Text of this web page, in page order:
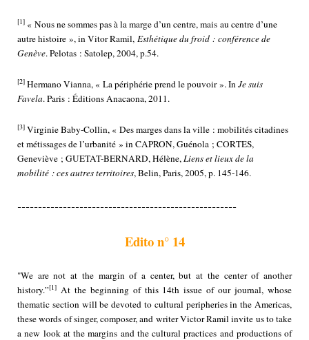
[1] « Nous ne sommes pas à la marge d’un centre, mais au centre d’une
autre histoire », in Vitor Ramil, Esthétique du froid : conférence de
Genève. Pelotas : Satolep, 2004, p.54.
[2] Hermano Vianna, « La périphérie prend le pouvoir ». InJe suis
Favela. Paris : Éditions Anacaona, 2011.
[3] Virginie Baby-Collin, « Des marges dans la ville : mobilités citadines
et métissages de l’urbanité » in CAPRON, Guénola ; CORTES,
Geneviève ; GUETAT-BERNARD, Hélène,Liens et lieux de la
mobilité : ces autres territoires, Belin, Paris, 2005, p. 145-146.
-----------------------------------------------------
Edito n° 14
"We are not at the margin of a center, but at the center of another
history.”[1] At the beginning of this 14th issue of our journal, whose
thematic section will be devoted to cultural peripheries in the Americas,
these words of singer, composer, and writer Victor Ramil invite us to take
a new look at the margins and the cultural practices and productions of